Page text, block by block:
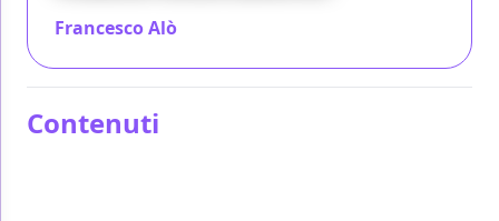
Francesco Alò
Contenuti